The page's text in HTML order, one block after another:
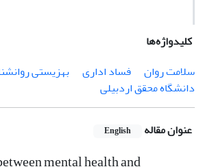
کلیدواژه‌ها
سلامت روان
فساد اداری بهزیستی
دانشگاه محقق اردبیلی
عنوان مقاله English